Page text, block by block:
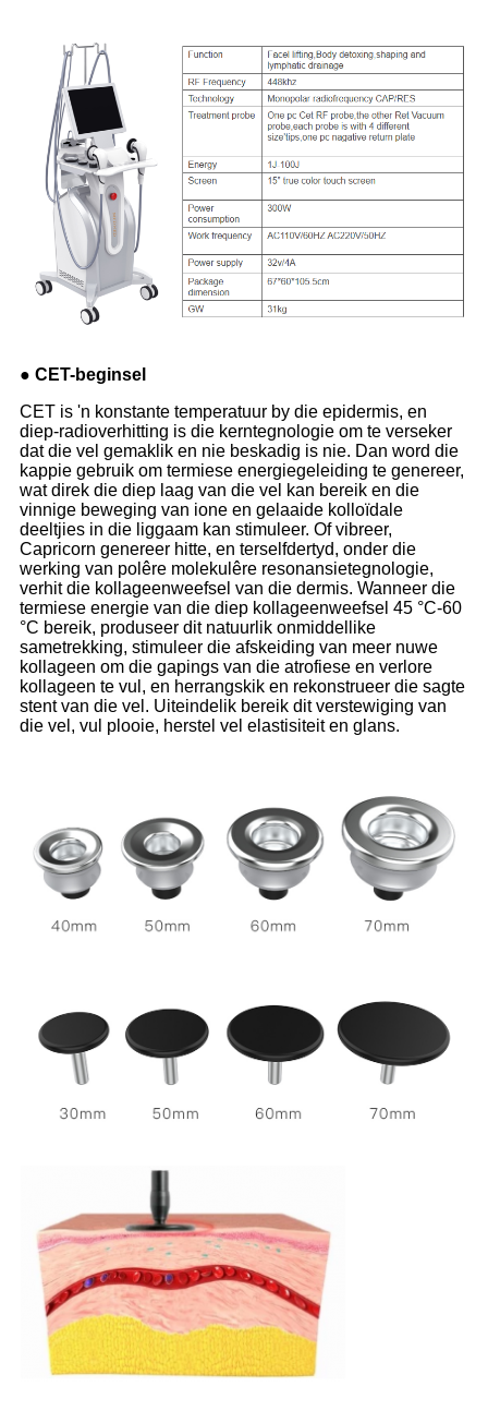
● CET-beginsel
CET is 'n konstante temperatuur by die epidermis, en
diep-radioverhitting is die kerntegnologie om te verseker
dat die vel gemaklik en nie beskadig is nie. Dan word die
kappie gebruik om termiese energiegeleiding te genereer,
wat direk die diep laag van die vel kan bereik en die
vinnige beweging van ione en gelaaide kolloïdale
deeltjies in die liggaam kan stimuleer. Of vibreer,
Capricorn genereer hitte, en terselfdertyd, onder die
werking van polêre molekulêre resonansietegnologie,
verhit die kollageenweefsel van die dermis. Wanneer die
termiese energie van die diep kollageenweefsel 45 °C-60
°C bereik, produseer dit natuurlik onmiddellike
sametrekking, stimuleer die afskeiding van meer nuwe
kollageen om die gapings van die atrofiese en verlore
kollageen te vul, en herrangskik en rekonstrueer die sagte
stent van die vel. Uiteindelik bereik dit verstewiging van
die vel, vul plooie, herstel vel elastisiteit en glans.